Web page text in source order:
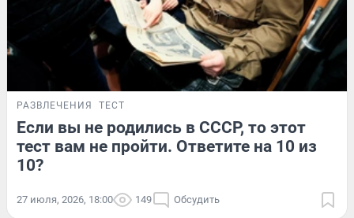
РАЗВЛЕЧЕНИЯ ТЕСТ
Если вы не родились в СССР, то этот
тест вам не пройти. Ответите на 10 из
10?
27 июля, 2026, 18:00 149 Обсудить